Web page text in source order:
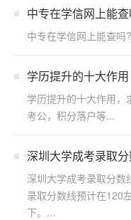
中专在学信网上能
中专在学信网上能查吗
学历提升的十大作用
学历提升的十大作用，
考公，积分落户等...
深圳大学成考录取分
深圳大学成考录取分
录取分数线预计在120
下。...